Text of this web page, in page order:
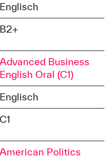
Englisch
B2+
Advanced Business
English Oral (C1)
Englisch
C1
American Politics